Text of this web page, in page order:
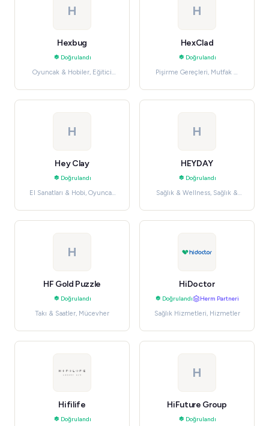
H
Hexbug
Doğrulandı
Oyuncak & Hobiler, Eğitici
H
HexClad
Doğrulandı
Pişirme Gereçleri, Mutfak &
H
Hey Clay
Doğrulandı
El Sanatları & Hobi, Oyuncak
H
HEYDAY
Doğrulandı
Sağlık & Wellness, Sağlık &
H
HF Gold Puzzle
Doğrulandı
Takı & Saatler, Mücevher
HiDoctor
Doğrulandı
Herm Partneri
Sağlık Hizmetleri, Hizmetler
Hifilife
Doğrulandı
H
HiFuture Group
Doğrulandı